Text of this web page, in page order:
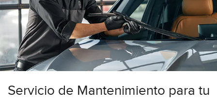
Servicio de Mantenimiento para tu